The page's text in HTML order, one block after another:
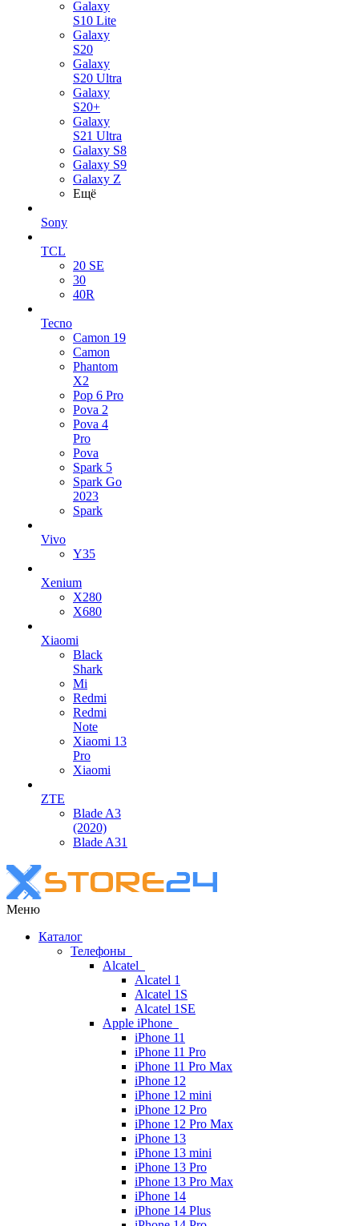
Galaxy
S10 Lite
Galaxy
S20
Galaxy
S20 Ultra
Galaxy
S20+
Galaxy
S21 Ultra
Galaxy S8
Galaxy S9
Galaxy Z
Ещё
Sony
TCL
20 SE
30
40R
Tecno
Camon 19
Camon
Phantom
X2
Pop 6 Pro
Pova 2
Pova 4
Pro
Pova
Spark 5
Spark Go
2023
Spark
Vivo
Y35
Xenium
X280
X680
Xiaomi
Black
Shark
Mi
Redmi
Redmi
Note
Xiaomi 13
Pro
Xiaomi
ZTE
Blade A3
(2020)
Blade A31
Меню
Каталог
Телефоны
Alcatel
Alcatel 1
Alcatel 1S
Alcatel 1SE
Apple iPhone
iPhone 11
iPhone 11 Pro
iPhone 11 Pro Max
iPhone 12
iPhone 12 mini
iPhone 12 Pro
iPhone 12 Pro Max
iPhone 13
iPhone 13 mini
iPhone 13 Pro
iPhone 13 Pro Max
iPhone 14
iPhone 14 Plus